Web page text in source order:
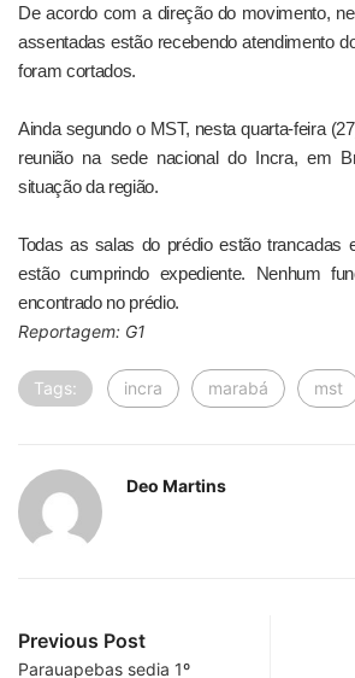
De acordo com a direção do movimento,
assentadas estão recebendo atendimento
foram cortados.
Ainda segundo o MST, nesta quarta-feira
reunião na sede nacional do Incra, em
situação da região.
Todas as salas do prédio estão trancadas
estão cumprindo expediente. Nenhum
encontrado no prédio.
Reportagem: G1
Tags: incra marabá mst
Deo Martins
Previous Post
Parauapebas sedia 1º